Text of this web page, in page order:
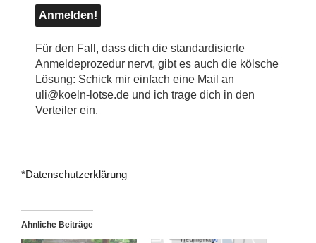
Für den Fall, dass dich die standardisierte
Anmeldeprozedur nervt, gibt es auch die kölsche
Lösung: Schick mir einfach eine Mail an
uli@koeln-lotse.de und ich trage dich in den
Verteiler ein.
*Datenschutzerklärung
Ähnliche Beiträge